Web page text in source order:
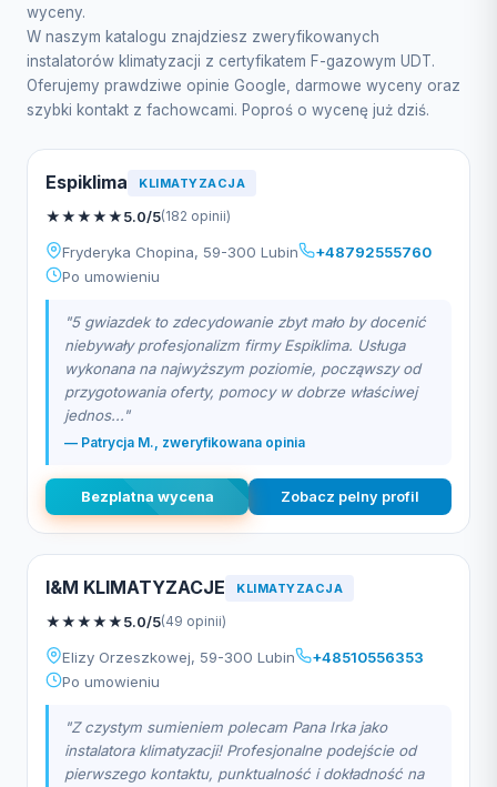
wyceny.
W naszym katalogu znajdziesz zweryfikowanych
instalatorów klimatyzacji z certyfikatem F-gazowym UDT.
Oferujemy prawdziwe opinie Google, darmowe wyceny oraz
szybki kontakt z fachowcami. Poproś o wycenę już dziś.
Espiklima KLIMATYZACJA
★★★★★5.0/5(182 opinii)
Fryderyka Chopina, 59-300 Lubin
+48792555760
Po umowieniu
"5 gwiazdek to zdecydowanie zbyt mało by docenić
niebywały profesjonalizm firmy Espiklima. Usługa
wykonana na najwyższym poziomie, począwszy od
przygotowania oferty, pomocy w dobrze właściwej
jednos..."
— Patrycja M., zweryfikowana opinia
Bezplatna wycena Zobacz pelny profil
I&M KLIMATYZACJE KLIMATYZACJA
★★★★★5.0/5(49 opinii)
Elizy Orzeszkowej, 59-300 Lubin
+48510556353
Po umowieniu
"Z czystym sumieniem polecam Pana Irka jako
instalatora klimatyzacji! Profesjonalne podejście od
pierwszego kontaktu, punktualność i dokładność na